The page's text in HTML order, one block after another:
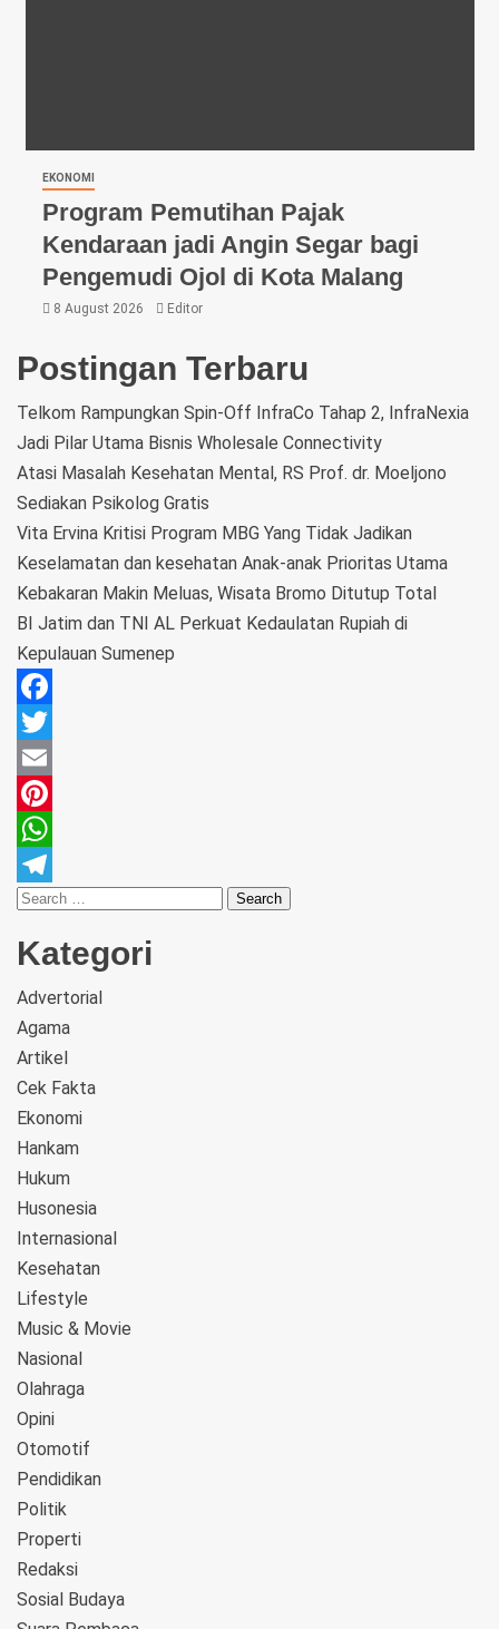
EKONOMI
Program Pemutihan Pajak
Kendaraan jadi Angin Segar bagi
Pengemudi Ojol di Kota Malang
8 August 2026 Editor
Postingan Terbaru
Telkom Rampungkan Spin-Off InfraCo Tahap 2, InfraNexia
Jadi Pilar Utama Bisnis Wholesale Connectivity
Atasi Masalah Kesehatan Mental, RS Prof. dr. Moeljono
Sediakan Psikolog Gratis
Vita Ervina Kritisi Program MBG Yang Tidak Jadikan
Keselamatan dan kesehatan Anak-anak Prioritas Utama
Kebakaran Makin Meluas, Wisata Bromo Ditutup Total
BI Jatim dan TNI AL Perkuat Kedaulatan Rupiah di
Kepulauan Sumenep
Facebook
Twitter
Email
Pinterest
WhatsApp
Telegram
Kategori
Advertorial
Agama
Artikel
Cek Fakta
Ekonomi
Hankam
Hukum
Husonesia
Internasional
Kesehatan
Lifestyle
Music & Movie
Nasional
Olahraga
Opini
Otomotif
Pendidikan
Politik
Properti
Redaksi
Sosial Budaya